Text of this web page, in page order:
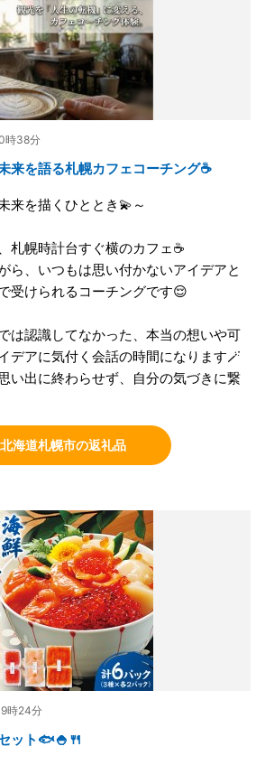
時38分
来を語る札幌カフェコーチング☕
来を描くひととき💫～
札幌時計台すぐ横のカフェ☕
ら、いつもは思い付かないアイデアと
受けられるコーチングです😌
は認識してなかった、本当の想いや可
デアに気付く会話の時間になります🪄
い出に終わらせず、自分の気づきに繋
北海道札幌市の返礼品
時24分
ット🐟🍚🍴